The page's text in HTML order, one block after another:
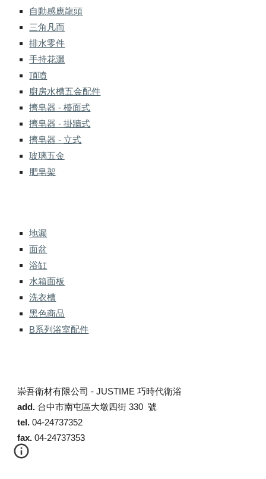
自動感應龍頭
三角凡而
排水零件
手持花灑
頂噴
廚房水槽五金配件
擠皂器 - 檯面式
擠皂器 - 掛牆式
擠皂器 - 立式
玻璃五金
肥皂架
地漏
面盆
浴缸
水箱面板
洗衣槽
黑色商品
B系列浴室配件
崇吾衛材有限公司 -JUSTIME 巧時代衛浴
add. 台中市南屯區大墩四街 330 號
tel.04-24737352
fax.04-24737353